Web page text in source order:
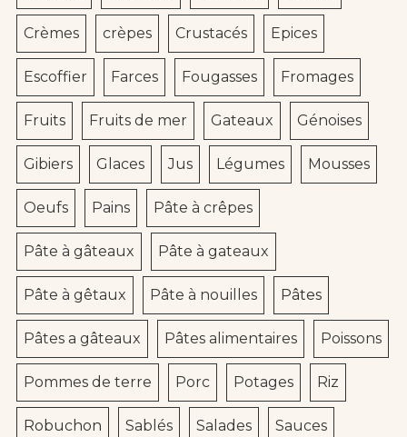
Crèmes crèpes Crustacés Epices
Escoffier Farces Fougasses Fromages
Fruits Fruits de mer Gateaux Génoises
Gibiers Glaces Jus Légumes Mousses
Oeufs Pains Pâte à crêpes
Pâte à gâteaux Pâte à gateaux
Pâte à gêtaux Pâte à nouilles Pâtes
Pâtes a gâteaux Pâtes alimentaires Poissons
Pommes de terre Porc Potages Riz
Robuchon Sablés Salades Sauces